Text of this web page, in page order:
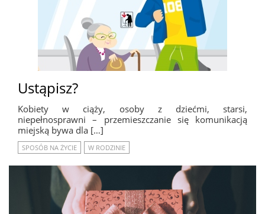
Ustąpisz?
Kobiety w ciąży, osoby z dziećmi, starsi,
niepełnosprawni – przemieszczanie się komunikacją
miejską bywa dla […]
SPOSÓB NA ŻYCIE W RODZINIE